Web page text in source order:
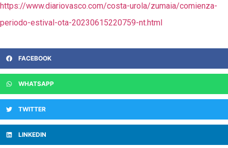
https://www.diariovasco.com/costa-urola/zumaia/comienza-
periodo-estival-ota-20230615220759-nt.html
FACEBOOK
WHATSAPP
TWITTER
LINKEDIN